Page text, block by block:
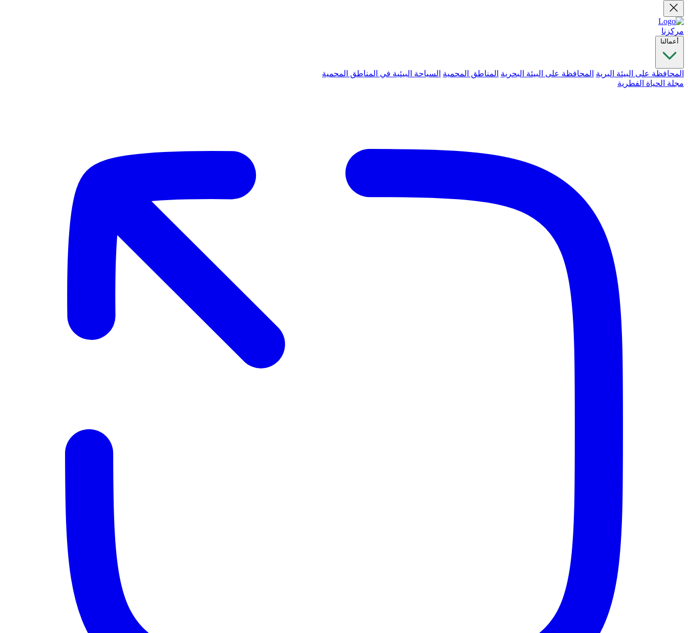
مركزنا
أعمالنا
المحافظة على البيئة البرية المحافظة على البيئة البحرية المناطق المحمية السياحة البيئية في المناطق المحمية
مجلة الحياة الفطرية